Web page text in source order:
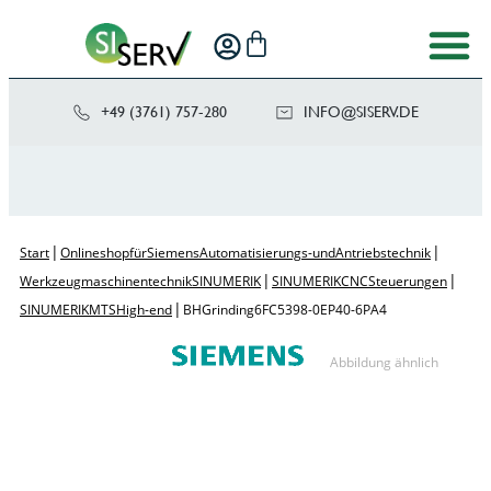
+49 (3761) 757-280 ED.VRE
SIS@OF
NI
Start | Onlineshop für Siemens Automatisierungs- und Antriebstechnik |
Werkzeugmaschinentechnik SINUMERIK | SINUMERIK CNC Steuerungen |
SINUMERIK MTS High-end | BH Grinding 6FC5398-0EP40-6PA4
Abbildung ähnlich